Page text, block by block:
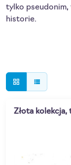
tylko pseudonim,
historie.
grid_view view_list
Złota kolekcja,